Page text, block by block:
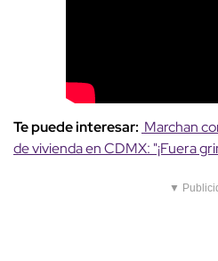
Te puede interesar: Marchan
de vivienda en CDMX: "¡Fuera
▼